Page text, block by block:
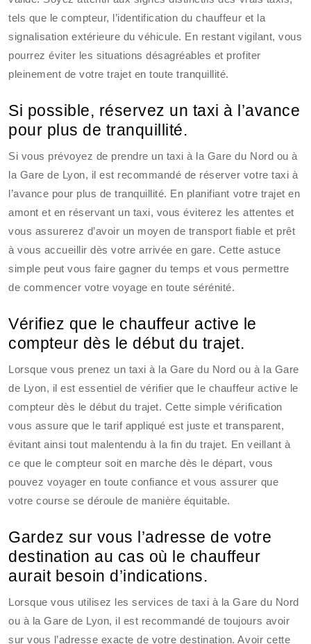
tels que le compteur, l’identification du chauffeur et la
signalisation extérieure du véhicule. En restant vigilant, vous
pourrez éviter les situations désagréables et profiter
pleinement de votre trajet en toute tranquillité.
Si possible, réservez un taxi à l’avance
pour plus de tranquillité.
Si vous prévoyez de prendre un taxi à la Gare du Nord ou à
la Gare de Lyon, il est recommandé de réserver votre taxi à
l’avance pour plus de tranquillité. En planifiant votre trajet en
amont et en réservant un taxi, vous éviterez les attentes et
vous assurerez d’avoir un moyen de transport fiable et prêt
à vous accueillir dès votre arrivée en gare. Cette astuce
simple peut vous faire gagner du temps et vous permettre
de commencer votre voyage en toute sérénité.
Vérifiez que le chauffeur active le
compteur dès le début du trajet.
Lorsque vous prenez un taxi à la Gare du Nord ou à la Gare
de Lyon, il est essentiel de vérifier que le chauffeur active le
compteur dès le début du trajet. Cette simple vérification
vous assure que le tarif appliqué est juste et transparent,
évitant ainsi tout malentendu à la fin du trajet. En veillant à
ce que le compteur soit en marche dès le départ, vous
pouvez voyager en toute confiance et vous assurer que
votre course se déroule de manière équitable.
Gardez sur vous l’adresse de votre
destination au cas où le chauffeur
aurait besoin d’indications.
Lorsque vous utilisez les services de taxi à la Gare du Nord
ou à la Gare de Lyon, il est recommandé de toujours avoir
sur vous l’adresse exacte de votre destination. Avoir cette